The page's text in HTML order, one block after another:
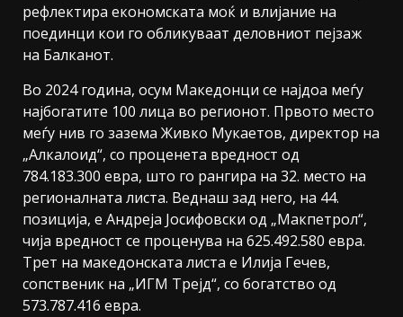
рефлектира економската моќ и влијание на
поединци кои го обликуваат деловниот пејзаж
на Балканот.
Во 2024 година, осум Македонци се најдоа меѓу
најбогатите 100 лица во регионот. Првото место
меѓу нив го зазема Живко Мукаетов, директор на
„Алкалоид“, со проценета вредност од
784.183.300 евра, што го рангира на 32. место на
регионалната листа. Веднаш зад него, на 44.
позиција, е Андреја Јосифовски од „Макпетрол“,
чија вредност се проценува на 625.492.580 евра.
Трет на македонската листа е Илија Гечев,
сопственик на „ИГМ Трејд“, со богатство од
573.787.416 евра.